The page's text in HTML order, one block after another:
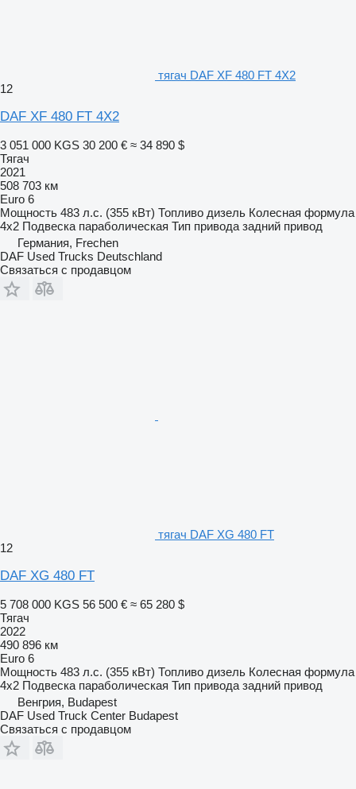
тягач DAF XF 480 FT 4X2
12
DAF XF 480 FT 4X2
3 051 000 KGS 30 200 € ≈ 34 890 $
Тягач
2021
508 703 км
Euro 6
Мощность 483 л.с. (355 кВт) Топливо дизель Колесная формула
4x2 Подвеска параболическая Тип привода задний привод
Германия, Frechen
DAF Used Trucks Deutschland
Связаться с продавцом
тягач DAF XG 480 FT
12
DAF XG 480 FT
5 708 000 KGS 56 500 € ≈ 65 280 $
Тягач
2022
490 896 км
Euro 6
Мощность 483 л.с. (355 кВт) Топливо дизель Колесная формула
4x2 Подвеска параболическая Тип привода задний привод
Венгрия, Budapest
DAF Used Truck Center Budapest
Связаться с продавцом